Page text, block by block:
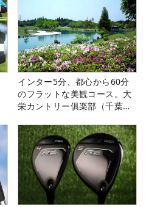
インター5分、都心から60分
のフラットな美観コース。大
栄カントリー俱楽部（千葉